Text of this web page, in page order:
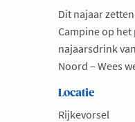
Dit najaar zetten
Campine op
najaarsdrink
Noord – Wees
Locatie
Rijkevorsel